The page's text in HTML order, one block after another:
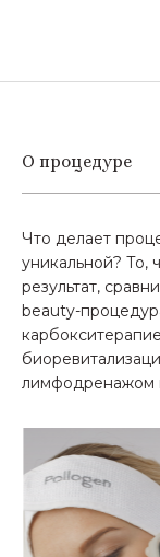
О процедуре
Что делает
уникальной? То,
результат,
beauty-
лимфодренажом